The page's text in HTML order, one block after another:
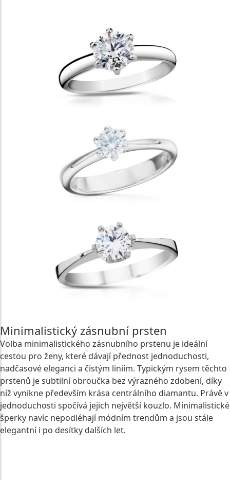
Minimalistický zásnubní prsten
Volba minimalistického zásnubního prstenu je ideální
cestou pro ženy, které dávají přednost jednoduchosti,
nadčasové eleganci a čistým liniím. Typickým rysem těchto
prstenů je subtilní obroučka bez výrazného zdobení, díky
níž vynikne především krása centrálního diamantu. Právě v
jednoduchosti spočívá jejich největší kouzlo. Minimalistické
šperky navíc nepodléhají módním trendům a jsou stále
elegantní i po desítky dalších let.